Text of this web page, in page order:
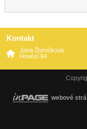
Kontakt
Jana Živníčková
Hovězí 84
webové